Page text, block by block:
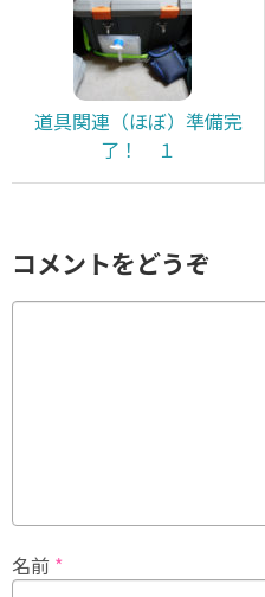
道具関連（ほぼ）準備完
了！ １
コメントをどうぞ
名前 *